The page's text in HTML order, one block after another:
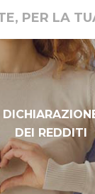
PER LA
DEI REDDITI